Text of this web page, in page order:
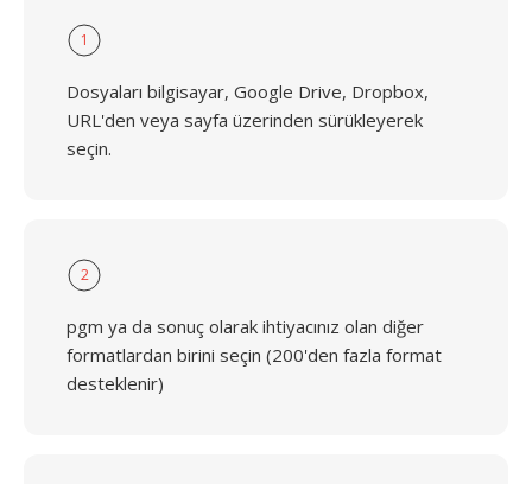
1
Dosyaları bilgisayar, Google Drive, Dropbox,
URL'den veya sayfa üzerinden sürükleyerek
seçin.
2
pgm ya da sonuç olarak ihtiyacınız olan diğer
formatlardan birini seçin (200'den fazla format
desteklenir)